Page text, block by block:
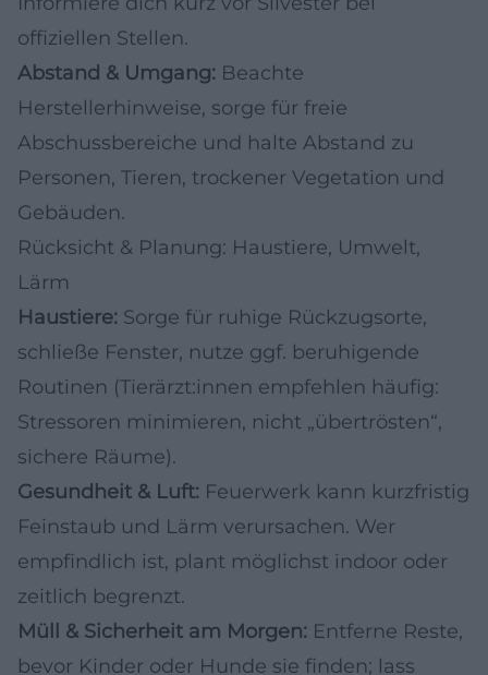
offiziellen Stellen.
Abstand & Umgang: Beachte
Herstellerhinweise, sorge für freie
Abschussbereiche und halte Abstand zu
Personen, Tieren, trockener Vegetation und
Gebäuden.
Rücksicht & Planung: Haustiere, Umwelt,
Lärm
Haustiere: Sorge für ruhige Rückzugsorte,
schließe Fenster, nutze ggf. beruhigende
Routinen (Tierärzt:innen empfehlen häufig:
Stressoren minimieren, nicht „übertrösten“,
sichere Räume).
Gesundheit & Luft: Feuerwerk kann kurzfristig
Feinstaub und Lärm verursachen. Wer
empfindlich ist, plant möglichst indoor oder
zeitlich begrenzt.
Müll & Sicherheit am Morgen: Entferne Reste,
bevor Kinder oder Hunde sie finden; lass